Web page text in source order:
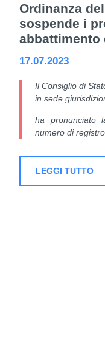
Ordinanza
sospende i
abbattimento
17.07.2023
Il Consiglio di
in sede
ha pronunciato
numero di
LEGGI TUTTO